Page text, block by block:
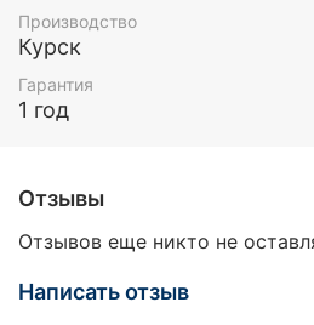
Производство
Курск
Гарантия
1 год
Отзывы
Отзывов еще никто не
Написать отзыв